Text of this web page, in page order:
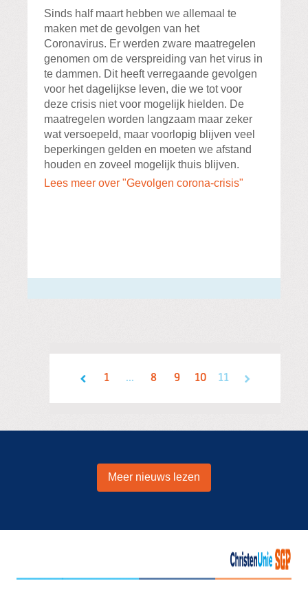
Sinds half maart hebben we allemaal te
maken met de gevolgen van het
Coronavirus. Er werden zware maatregelen
genomen om de verspreiding van het virus in
te dammen. Dit heeft verregaande gevolgen
voor het dagelijkse leven, die we tot voor
deze crisis niet voor mogelijk hielden. De
maatregelen worden langzaam maar zeker
wat versoepeld, maar voorlopig blijven veel
beperkingen gelden en moeten we afstand
houden en zoveel mogelijk thuis blijven.
Lees meer over "Gevolgen corona-crisis"
1 ... 8 9 10 11
Meer nieuws lezen